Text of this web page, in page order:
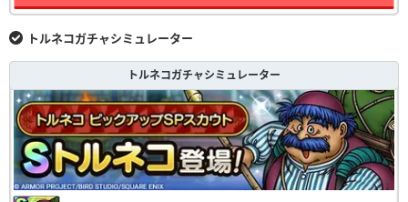
トルネコガチャシミュレーター
トルネコガチャシミュレーター